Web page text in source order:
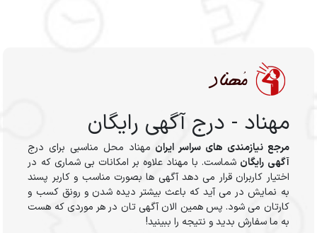
مهناد - درج آگهی رایگان
مرجع نیازمندی های سراسر ایران مهناد محل مناسبی برای درج
آگهی رایگان شماست. با مهناد علاوه بر امکانات بی شماری که در
اختیار کاربران قرار می دهد آگهی ها بصورت مناسب و کاربر پسند
به نمایش در می آید که باعث بیشتر دیده شدن و رونق کسب و
کارتان می شود. پس همین الان آگهی تان در هر موردی که هست
به ما سفارش بدید و نتیجه را ببینید!